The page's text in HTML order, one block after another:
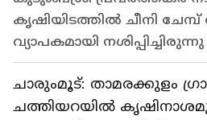
കൃഷിയിടത്തിൽ ചീനി
വ്യാപകമായി നശിപ്പിച്ചിരുന്നു
ചാരുംമൂട്: താമരക്കുളം
ചത്തിയറയിൽ